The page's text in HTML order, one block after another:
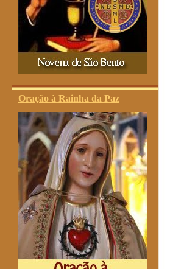
Oração à Rainha da Paz